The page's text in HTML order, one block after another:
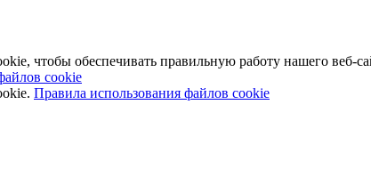
чтобы обеспечивать правильную работу нашего веб-
cookie
Правила использования файлов cookie